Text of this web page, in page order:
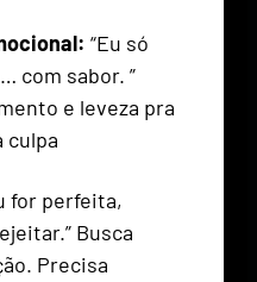
“Eu só
com sabor. ”
e leveza pra
culpa
for perfeita,
Busca
Precisa